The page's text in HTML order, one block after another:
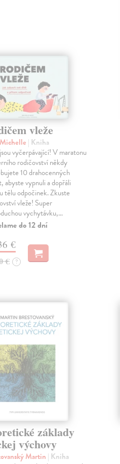
vleže
| Kniha
vyčerpávající! V maratonu
rodičovství někdy
10 drahocenných
abyste vypnuli a dopřáli
tělu odpočinek. Zkuste
vleže! Super
vychytávku,…
do 12 dní
€
€ ?
základy
výchovy
Martin | Kniha